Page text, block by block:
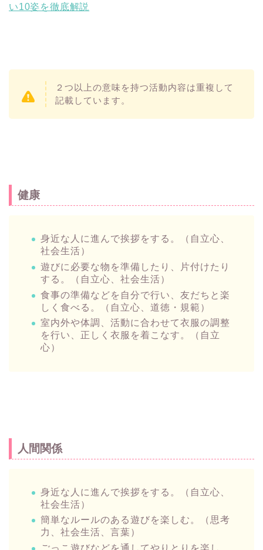
い10姿を徹底解説
２つ以上の意味を持つ活動内容は重複して
記載しています。
健康
身近な人に進んで挨拶をする。（自立心、
社会生活）
遊びに必要な物を準備したり、片付けたり
する。（自立心、社会生活）
食事の準備などを自分で行い、友だちと楽
しく食べる。（自立心、道徳・規範）
室内外や体調、活動に合わせて衣服の調整
を行い、正しく衣服を着こなす。（自立
心）
人間関係
身近な人に進んで挨拶をする。（自立心、
社会生活）
簡単なルールのある遊びを楽しむ。（思考
力、社会生活、言葉）
ごっこ遊びなどを通してやりとりを楽し